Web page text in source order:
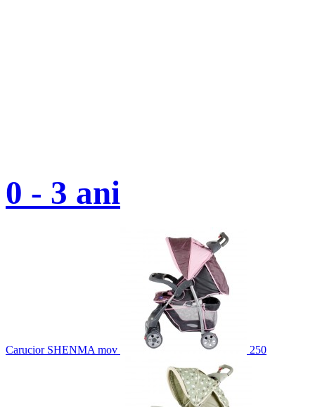
0 - 3 ani
Carucior SHENMA mov 250